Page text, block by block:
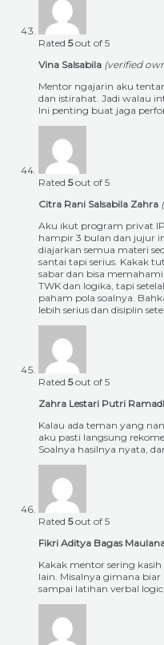
Rated 5out of 5
Vina Salsabila (verified
Mentor ngajarin aku
dan istirahat. Jadi walau
Ini penting buat jaga
Rated 5out of 5
Citra Rani Salsabila Zahra
Aku ikut program privat
hampir 3 bulan dan jujur
diajarkan semua materi
santai tapi serius. Kakak
sabar dan bisa
TWK dan logika, tapi
paham pola soalnya.
lebih serius dan disiplin
Rated 5out of 5
Zahra Lestari Putri
Kalau ada teman yang
aku pasti langsung
Soalnya hasilnya nyata,
Rated 5out of 5
Fikri Aditya Bagas
Kakak mentor sering
lain. Misalnya gimana biar
sampai latihan verbal